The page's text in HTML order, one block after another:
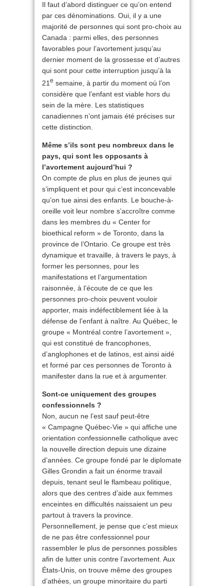
Il faut d’abord distinguer ce qu’on entend
par ces dénominations. Oui, il y a une
majorité de personnes qui sont pro-choix au
Canada : parmi elles, des personnes
favorables pour l’avortement jusqu’au
dernier moment de la grossesse et d’autres
qui sont pour cette interruption jusqu’à la
21 e semaine, à partir du moment où l’on
considère que l’enfant est viable hors du
sein de la mère. Les statistiques
canadiennes n’ont jamais été précises sur
cette distinction.
Même s’ils sont peu nombreux dans le
pays, qui sont les opposants à
l’avortement aujourd’hui ?
On compte de plus en plus de jeunes qui
s’impliquent et pour qui c’est inconcevable
qu’on tue ainsi des enfants. Le bouche-à-
oreille voit leur nombre s’accroître comme
dans les membres du « Center for
bioethical reform » de Toronto, dans la
province de l’Ontario. Ce groupe est très
dynamique et travaille, à travers le pays, à
former les personnes, pour les
manifestations et l’argumentation
raisonnée, à l’écoute de ce que les
personnes pro-choix peuvent vouloir
apporter, mais indéfectiblement liée à la
défense de l’enfant à naître. Au Québec, le
groupe « Montréal contre l’avortement »,
qui est constitué de francophones,
d’anglophones et de latinos, est ainsi aidé
et formé par ces personnes de Toronto à
manifester dans la rue et à argumenter.
Sont-ce uniquement des groupes
confessionnels ?
Non, aucun ne l’est sauf peut-être
« Campagne Québec-Vie » qui affiche une
orientation confessionnelle catholique avec
la nouvelle direction depuis une dizaine
d’années. Ce groupe fondé par le diplomate
Gilles Grondin a fait un énorme travail
depuis, tenant seul le flambeau politique,
alors que des centres d’aide aux femmes
enceintes en difficultés naissaient un peu
partout à travers la province.
Personnellement, je pense que c’est mieux
de ne pas être confessionnel pour
rassembler le plus de personnes possibles
afin de lutter unis contre l’avortement. Aux
États-Unis, on trouve même des groupes
d’athées, un groupe minoritaire du parti